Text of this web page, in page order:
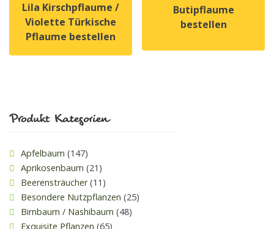
Lila Kirschpflaume /
Violette Türkische
Pflaume bestellen
Butipflaume
bestellen
Produkt Kategorien
Apfelbaum (147)
Aprikosenbaum (21)
Beerensträucher (11)
Besondere Nutzpflanzen (25)
Birnbaum / Nashibaum (48)
Exquisite Pflanzen (65)